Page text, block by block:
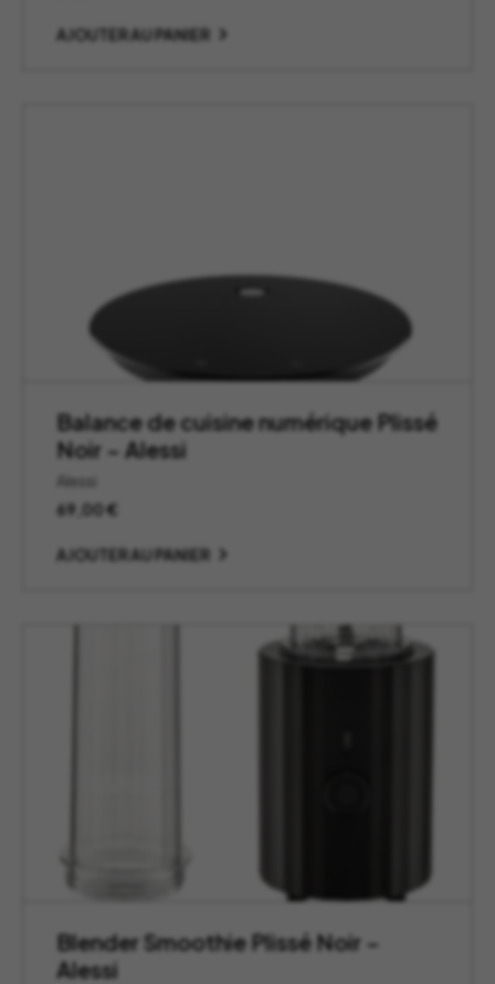
AJOUTER AU PANIER
Balance de cuisine numérique Plissé
Noir – Alessi
Alessi
69,00€
AJOUTER AU PANIER
Blender Smoothie Plissé Noir –
Alessi